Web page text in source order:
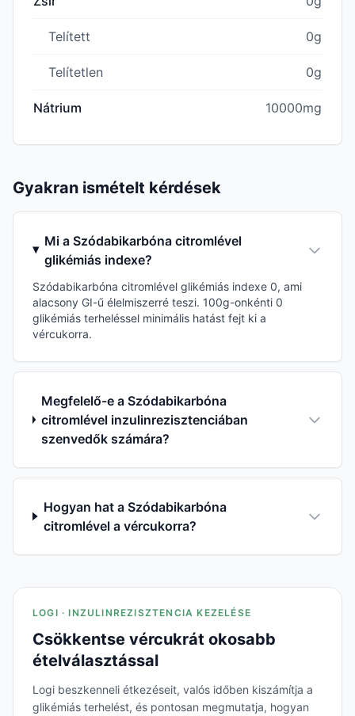
Telített 0g
Telítetlen 0g
Nátrium 10000mg
Gyakran ismételt kérdések
Mi a Szódabikarbóna citromlével
glikémiás indexe?
Szódabikarbóna citromlével glikémiás indexe 0, ami
alacsony GI-ű élelmiszerré teszi. 100g-onkénti 0
glikémiás terheléssel minimális hatást fejt ki a
vércukorra.
Megfelelő-e a Szódabikarbóna
citromlével inzulinrezisztenciában
szenvedők számára?
Hogyan hat a Szódabikarbóna
citromlével a vércukorra?
LOGI · INZULINREZISZTENCIA KEZELÉSE
Csökkentse vércukrát okosabb
ételválasztással
Logi beszkenneli étkezéseit, valós időben kiszámítja a
glikémiás terhelést, és pontosan megmutatja, hogyan